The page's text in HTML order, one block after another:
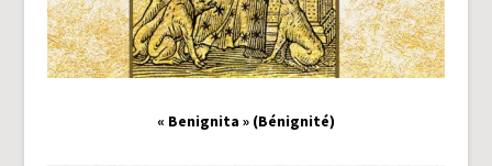
« Benignita » (Bénignité)